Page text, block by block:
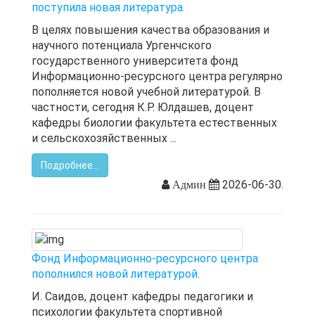
поступила новая литература.
В целях повышения качества образования и
научного потенциала Ургенчского
государственного университета фонд
Информационно-ресурсного центра регулярно
пополняется новой учебной литературой. В
частности, сегодня К.Р. Юлдашев, доцент
кафедры биологии факультета естественных
и сельскохозяйственных ...
Подробнее...
Админ
2026-06-30.
Фонд Информационно-ресурсного центра
пополнился новой литературой.
И. Саидов, доцент кафедры педагогики и
психологии факультета спортивной